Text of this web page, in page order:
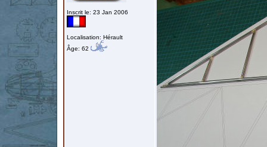
Inscrit le: 23 Jan 2006
Localisation: Hérault
Âge: 62